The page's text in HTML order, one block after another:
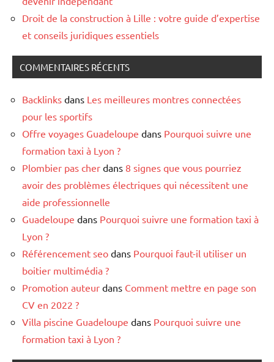
Droit de la construction à Lille : votre guide d’expertise
et conseils juridiques essentiels
COMMENTAIRES RÉCENTS
Backlinks dans Les meilleures montres connectées
pour les sportifs
Offre voyages Guadeloupe dans Pourquoi suivre une
formation taxi à Lyon ?
Plombier pas cher dans 8 signes que vous pourriez
avoir des problèmes électriques qui nécessitent une
aide professionnelle
Guadeloupe dans Pourquoi suivre une formation taxi à
Lyon ?
Référencement seo dans Pourquoi faut-il utiliser un
boitier multimédia ?
Promotion auteur dans Comment mettre en page son
CV en 2022 ?
Villa piscine Guadeloupe dans Pourquoi suivre une
formation taxi à Lyon ?